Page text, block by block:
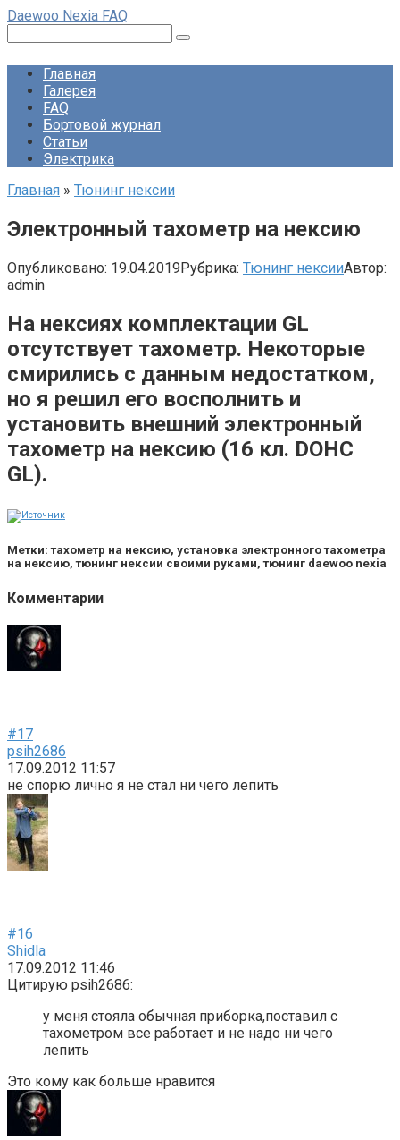
Перейти
контенту
Daewoo Nexia FAQ
Главная
Галерея
FAQ
Бортовой журнал
Статьи
Электрика
Главная » Тюнинг нексии
Электронный тахометр на нексию
Опубликовано: 19.04.2019Рубрика: Тюнинг нексииАвтор:
admin
На нексиях комплектации GL
отсутствует тахометр. Некоторые
смирились с данным недостатком,
но я решил его восполнить и
установить внешний электронный
тахометр на нексию (16 кл. DOHC
GL).
Метки: тахометр на нексию, установка электронного тахометра
на нексию, тюнинг нексии своими руками, тюнинг daewoo nexia
Комментарии
#17
psih2686
17.09.2012 11:57
не спорю лично я не стал ни чего лепить
#16
Shidla
17.09.2012 11:46
Цитирую psih2686:
у меня стояла обычная приборка,поставил с
тахометром все работает и не надо ни чего
лепить
Это кому как больше нравится